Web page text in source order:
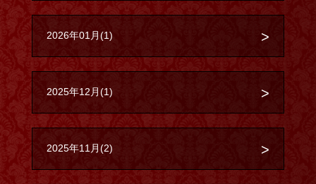
2026年01月(1)
2025年12月(1)
2025年11月(2)